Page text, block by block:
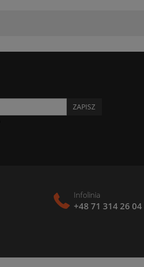
ZAPISZ
Infolinia
+48 71 314 26 04